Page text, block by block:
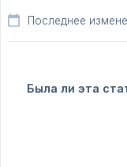
Последнее
Была ли эта